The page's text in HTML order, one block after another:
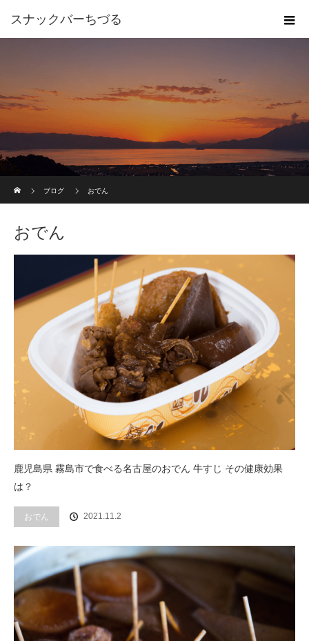
スナックバーちづる
ブログ
おでん
おでん
鹿児島県 霧島市で食べる名古屋のおでん 牛すじ その健康効果
は？
おでん 2021.11.2